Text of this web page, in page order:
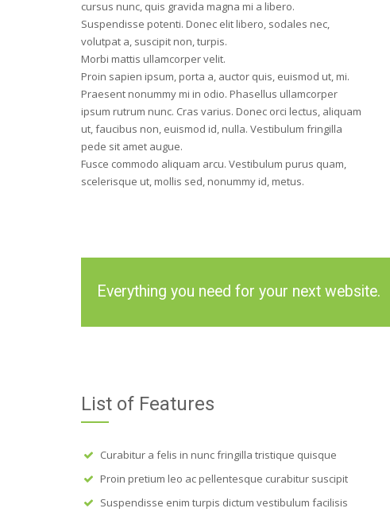
cursus nunc, quis gravida magna mi a libero.
Suspendisse potenti. Donec elit libero, sodales nec,
volutpat a, suscipit non, turpis.
Morbi mattis ullamcorper velit.
Proin sapien ipsum, porta a, auctor quis, euismod ut, mi.
Praesent nonummy mi in odio. Phasellus ullamcorper
ipsum rutrum nunc. Cras varius. Donec orci lectus, aliquam
ut, faucibus non, euismod id, nulla. Vestibulum fringilla
pede sit amet augue.
Fusce commodo aliquam arcu. Vestibulum purus quam,
scelerisque ut, mollis sed, nonummy id, metus.
Everything you need for your next website.
List of Features
Curabitur a felis in nunc fringilla tristique quisque
Proin pretium leo ac pellentesque curabitur suscipit
Suspendisse enim turpis dictum vestibulum facilisis